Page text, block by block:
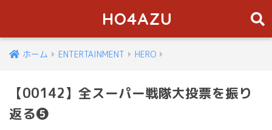
HO4AZU
ホーム ENTERTAINMENT HERO
【00142】全スーパー戦隊大投票を振り
返る❺